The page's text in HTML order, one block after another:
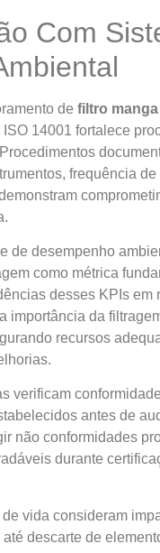
Com
de filtro manga
14001 fortalece
frequência de
de desempenho
como métrica
desses KPIs em
importância da
recursos
verificam
antes de
não conformidades
durante
vida consideram
descarte de